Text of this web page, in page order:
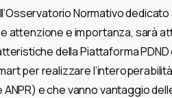
Normativo
attenzione e importanza, sarà
della Piattaforma
per realizzare
e che vanno vantaggio